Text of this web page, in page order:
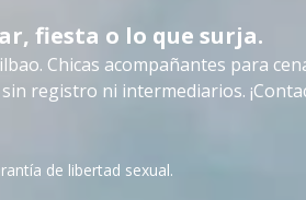
fiesta o lo que surja.
Chicas acompañantes para
registro ni intermediarios.
de libertad sexual.